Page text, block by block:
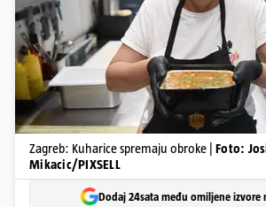
Zagreb: Kuharice spremaju obroke | Foto:
Mikacic/PIXSELL
Dodaj 24sata među omiljene izvore